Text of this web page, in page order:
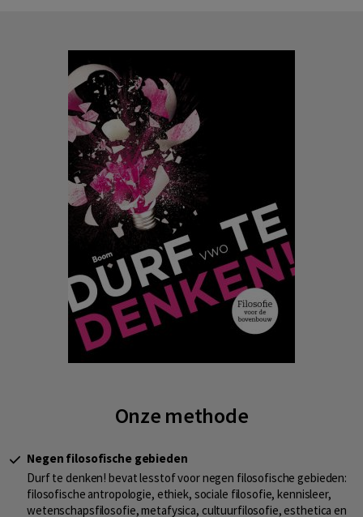
Negen filosofische gebieden
Durf te denken! bevat lesstof voor negen filosofische gebieden:
filosofische antropologie, ethiek, sociale filosofie, kennisleer,
wetenschapsfilosofie, metafysica, cultuurfilosofie, esthetica en
Onze methode